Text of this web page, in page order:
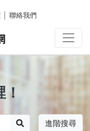
聯絡我們
進階搜尋